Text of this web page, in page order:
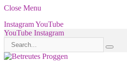
Close Menu
InstagramYouTube
YouTube Instagram